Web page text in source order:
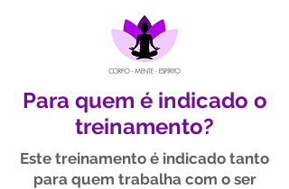
Para quem é indicado o
treinamento?
Este treinamento é indicado tanto
para quem trabalha com o ser